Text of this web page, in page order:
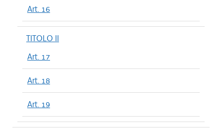
Art. 16
TITOLO II
Art. 17
Art. 18
Art. 19